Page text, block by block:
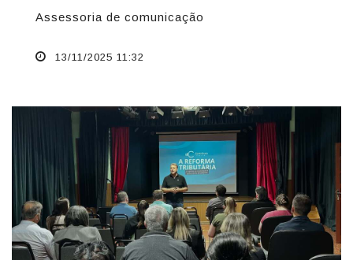
Assessoria de comunicação
13/11/2025 11:32